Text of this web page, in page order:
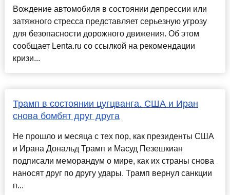
Вождение автомобиля в состоянии депрессии или
затяжного стресса представляет серьезную угрозу
для безопасности дорожного движения. Об этом
сообщает Lenta.ru со ссылкой на рекомендации
кризи...
Трамп в состоянии цугцванга. США и Иран
снова бомбят друг друга
Не прошло и месяца с тех пор, как президенты США
и Ирана Дональд Трамп и Масуд Пезешкиан
подписали меморандум о мире, как их страны снова
наносят друг по другу удары. Трамп вернул санкции
п...